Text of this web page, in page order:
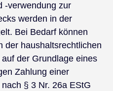
-verwendung zur
werden in der
Bei Bedarf können
der haushaltsrechtlichen
der Grundlage eines
Zahlung einer
§ 3 Nr. 26a EStG